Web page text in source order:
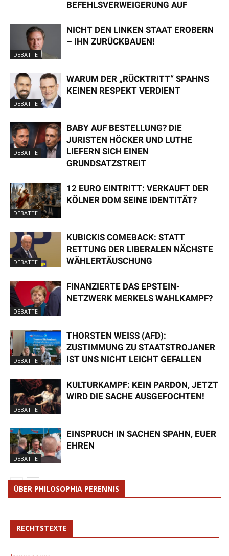
BEFEHLSVERWEIGERUNG AUF
DEBATTE
NICHT DEN LINKEN STAAT EROBERN
– IHN ZURÜCKBAUEN!
DEBATTE
WARUM DER „RÜCKTRITT“ SPAHNS
KEINEN RESPEKT VERDIENT
DEBATTE
BABY AUF BESTELLUNG? DIE
JURISTEN HÖCKER UND LUTHE
LIEFERN SICH EINEN
GRUNDSATZSTREIT
DEBATTE
12 EURO EINTRITT: VERKAUFT DER
KÖLNER DOM SEINE IDENTITÄT?
DEBATTE
KUBICKIS COMEBACK: STATT
RETTUNG DER LIBERALEN NÄCHSTE
WÄHLERTÄUSCHUNG
DEBATTE
FINANZIERTE DAS EPSTEIN-
NETZWERK MERKELS WAHLKAMPF?
DEBATTE
THORSTEN WEISS (AFD): Z
USTIMMUNG ZU STAATSTROJANER I
ST UNS NICHT LEICHT GEFALLEN
DEBATTE
KULTURKAMPF: KEIN PARDON, JETZT
WIRD DIE SACHE AUSGEFOCHTEN!
DEBATTE
EINSPRUCH IN SACHEN SPAHN, EUER
EHREN
ÜBER PHILOSOPHIA PERENNIS
RECHTSTEXTE